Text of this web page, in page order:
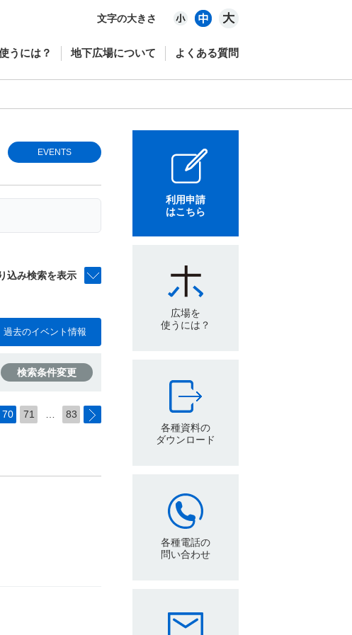
文字の大きさ
うには？ 地下広場について よくある質問
EVENTS
込み検索を表示
過去のイベント情報
検索条件変更
70 71 83
利用申請
はこちら
広場を
使うには？
各種資料の
ダウンロード
各種電話の
問い合わせ